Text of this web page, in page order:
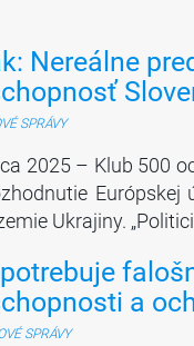
Nereálne
SPRÁVY
2025 – Klub 500
Európskej
Ukrajiny.
a
SPRÁVY